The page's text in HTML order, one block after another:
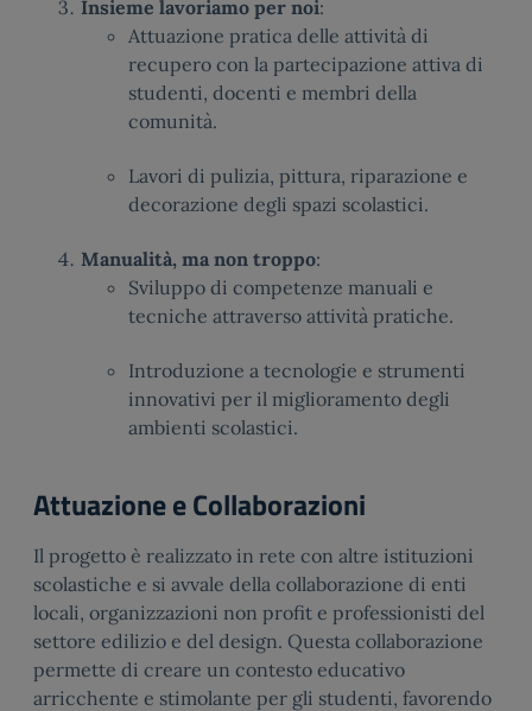
Insieme lavoriamo per noi:
Attuazione pratica delle attività di
recupero con la partecipazione attiva di
studenti, docenti e membri della
comunità.
Lavori di pulizia, pittura, riparazione e
decorazione degli spazi scolastici.
Manualità, ma non troppo:
Sviluppo di competenze manuali e
tecniche attraverso attività pratiche.
Introduzione a tecnologie e strumenti
innovativi per il miglioramento degli
ambienti scolastici.
Attuazione e Collaborazioni
Il progetto è realizzato in rete con altre istituzioni
scolastiche e si avvale della collaborazione di enti
locali, organizzazioni non profit e professionisti del
settore edilizio e del design. Questa collaborazione
permette di creare un contesto educativo
arricchente e stimolante per gli studenti, favorendo